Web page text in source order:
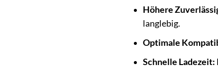
Höhere
langlebig.
Optimale
Schnelle Ladezeit: